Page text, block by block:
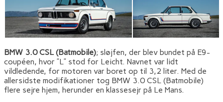
BMW 3.0 CSL (Batmobile); sløjfen, der blev bundet på E9-
coupéen, hvor ”L” stod for Leicht. Navnet var lidt
vildledende, for motoren var boret op til 3,2 liter. Med de
allersidste modifikationer tog BMW 3.0 CSL (Batmobile)
flere sejre hjem, herunder en klassesejr på Le Mans.